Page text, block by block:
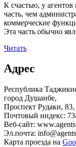
К счастью, у агентов
часть, чем
коммерческие
Эта часть обычно
Читать
Адрес
Республика
город Душанбе,
Проспект Рудаки, 83,
Почтовый индекс:
Веб-сайт:
Эл.почта:
Карта проезда на